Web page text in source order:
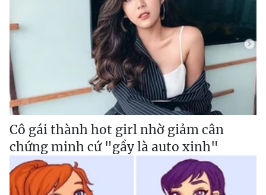
Cô gái thành hot girl nhờ giảm cân
chứng minh cứ "gầy là auto xinh"